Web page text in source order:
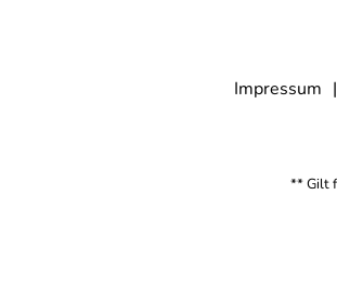
Impressum
** Gilt